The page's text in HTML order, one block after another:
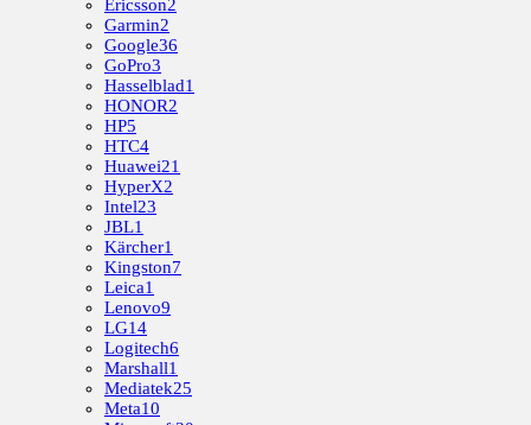
Ericsson2
Garmin2
Google36
GoPro3
Hasselblad1
HONOR2
HP5
HTC4
Huawei21
HyperX2
Intel23
JBL1
Kärcher1
Kingston7
Leica1
Lenovo9
LG14
Logitech6
Marshall1
Mediatek25
Meta10